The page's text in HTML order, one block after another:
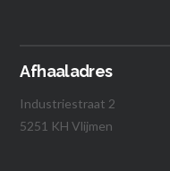
Afhaaladres
Industriestraat 2
5251 KH Vlijmen